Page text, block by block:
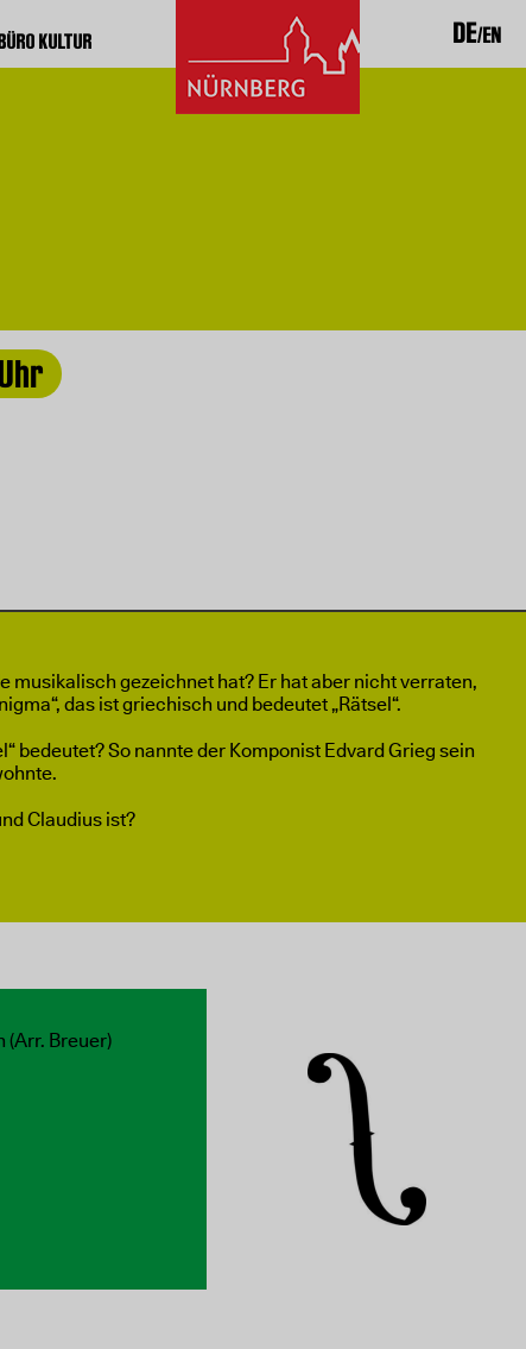
KULTUR DE EN
musikalisch gezeichnet hat? Er hat aber nicht verraten,
das ist griechisch und bedeutet „Rätsel“.
bedeutet? So nannte der Komponist Edvard Grieg sein
Claudius ist?
(Arr. Breuer)